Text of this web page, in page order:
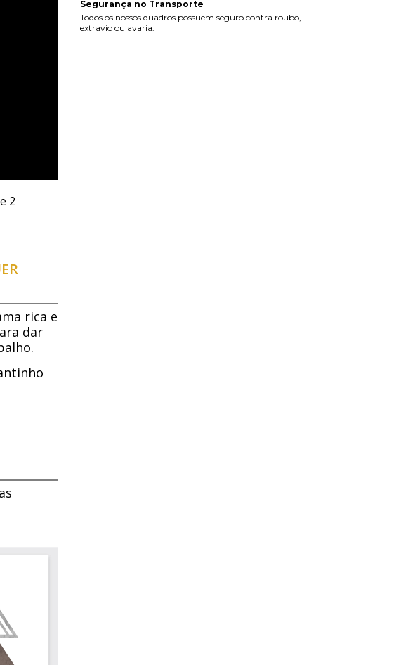
2
rica e
dar
Segurança no Transporte
Todos os nossos quadros possuem seguro contra roubo,
extravio ou avaria.